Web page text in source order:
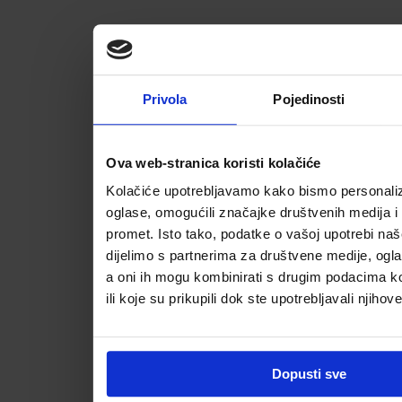
Privola Pojedinosti
Ova web-stranica koristi kolačiće
Kolačiće upotrebljavamo kako bismo
oglase, omogućili značajke društvenih medija i
promet. Isto tako, podatke o vašoj upotrebi
dijelimo s partnerima za društvene medije,
a oni ih mogu kombinirati s drugim podacima
ili koje su prikupili dok ste upotrebljavali
Dopusti sve